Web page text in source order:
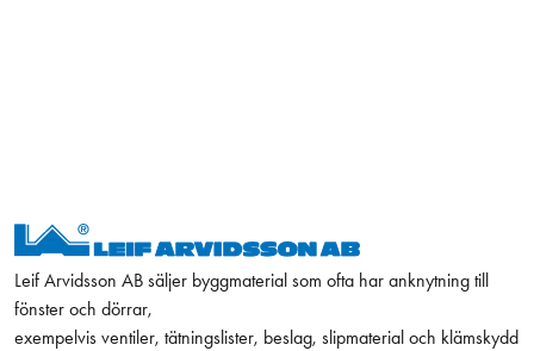
Leif Arvidsson AB säljer byggmaterial som ofta har anknytning till
fönster och dörrar,
exempelvis ventiler, tätningslister, beslag, slipmaterial och klämskydd